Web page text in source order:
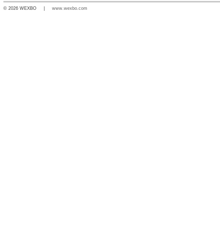
© 2026 WEXBO | www.wexbo.com